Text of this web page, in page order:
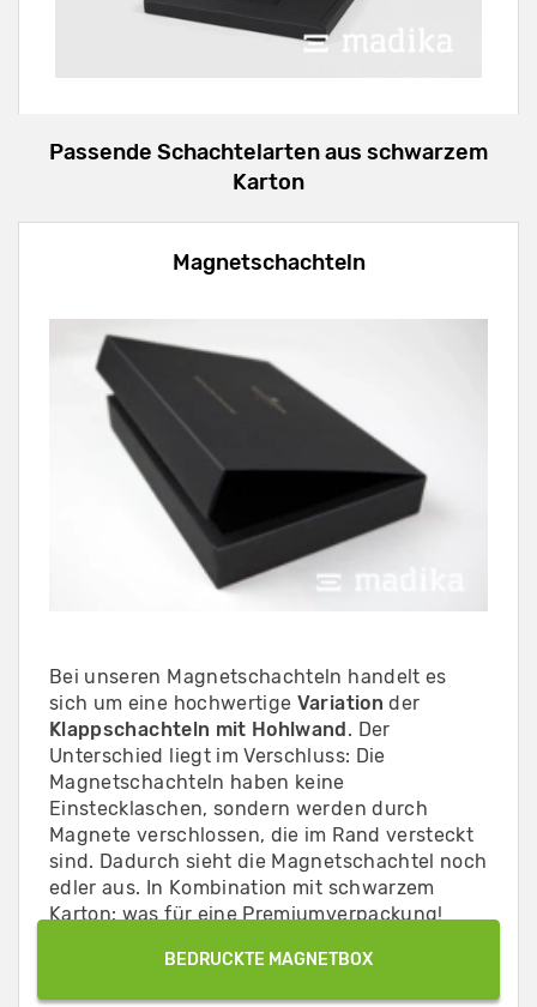
Passende Schachtelarten aus schwarzem
Karton
Magnetschachteln
Bei unseren Magnetschachteln handelt es
sich um eine hochwertige Variationder
Klappschachteln mit Hohlwand. Der
Unterschied liegt im Verschluss: Die
Magnetschachteln haben keine
Einstecklaschen, sondern werden durch
Magnete verschlossen, die im Rand versteckt
sind. Dadurch sieht die Magnetschachtel noch
edler aus. In Kombination mit schwarzem
Karton: was für eine Premiumverpackung!
BEDRUCKTE MAGNETBOX